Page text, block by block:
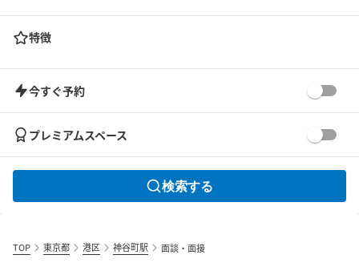
特徴
今すぐ予約
プレミアムスペース
検索する
TOP 東京都 港区 神谷町駅 面談・面接